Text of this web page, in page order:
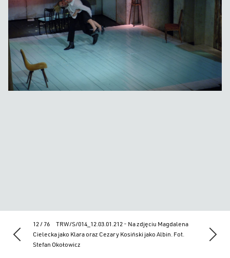
12 / 76
TRW/S/014_12.03.01.212 - Na zdjęciu Magdalena
Cielecka jako Klara oraz Cezary Kosiński jako Albin. Fot.
Stefan Okołowicz